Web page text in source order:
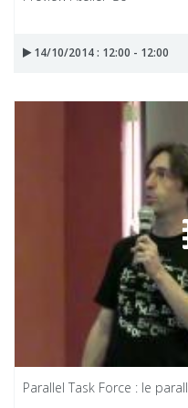
14/10/2014 : 12:00 - 12:00
Parallel Task Force : le